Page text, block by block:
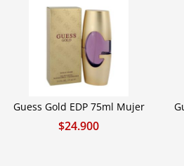
Guess Gold EDP 75ml Mujer
$24.900